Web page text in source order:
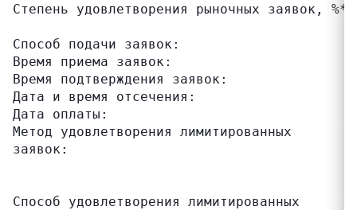
Степень удовлетворения рыночных
Способ подачи заявок:
Время приема заявок:
Время подтверждения заявок:
Дата и время отсечения:
Дата оплаты:
Метод удовлетворения лимитированных
заявок:
Способ удовлетворения лимитированных